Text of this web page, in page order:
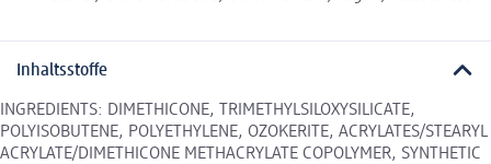
Inhaltsstoffe
INGREDIENTS: DIMETHICONE, TRIMETHYLSILOXYSILICATE,
POLYISOBUTENE, POLYETHYLENE, OZOKERITE, ACRYLATES/STEARYL
ACRYLATE/DIMETHICONE METHACRYLATE COPOLYMER, SYNTHETIC